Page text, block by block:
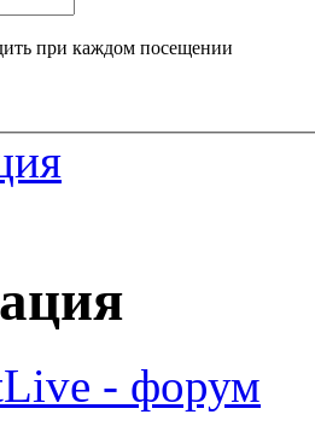
при каждом посещении
- форум